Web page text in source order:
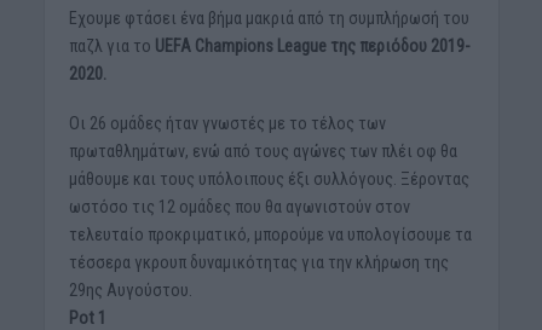
Εχουμε φτάσει ένα βήμα μακριά από τη συμπλήρωσή του
παζλ για το UEFA Champions League της περιόδου 2019-
2020.
Οι 26 ομάδες ήταν γνωστές με το τέλος των
πρωταθλημάτων, ενώ από τους αγώνες των πλέι οφ θα
μάθουμε και τους υπόλοιπους έξι συλλόγους. Ξέροντας
ωστόσο τις 12 ομάδες που θα αγωνιστούν στον
τελευταίο προκριματικό, μπορούμε να υπολογίσουμε τα
τέσσερα γκρουπ δυναμικότητας για την κλήρωση της
29ης Αυγούστου.
Pot 1